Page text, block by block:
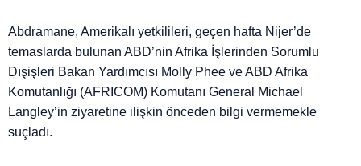
Abdramane, Amerikalı yetkilileri, geçen hafta Nijer’de
temaslarda bulunan ABD’nin Afrika İşlerinden Sorumlu
Dışişleri Bakan Yardımcısı Molly Phee ve ABD Afrika
Komutanlığı (AFRICOM) Komutanı General Michael
Langley’in ziyaretine ilişkin önceden bilgi vermemekle
suçladı.